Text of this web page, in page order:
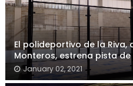
El polideportivo de la Riva,
Monteros, estrena pista
January 02, 2021